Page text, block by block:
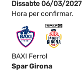
Dissabte 06/03/2027
Hora per confirmar.
BAXI Ferrol
Spar Girona